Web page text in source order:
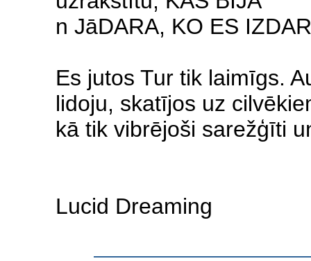
n JāDARA, KO ES
Es jutos Tur tik laimīgs.
lidoju, skatījos uz
kā tik vibrējoši sarežģīti
Lucid Dreaming